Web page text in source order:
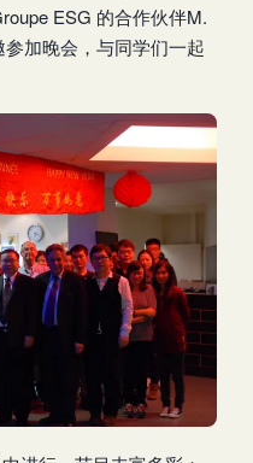
ESG 的合作伙伴M.
加晚会，与同学们一起